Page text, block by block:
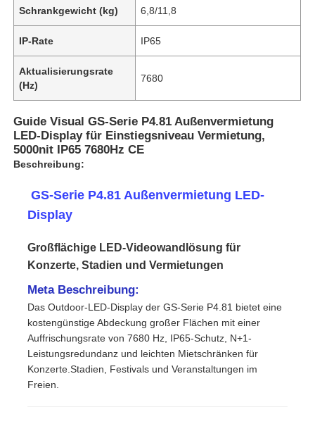
Schrankgewicht (kg) 6,8/11,8
IP-Rate IP65
Aktualisierungsrate
(Hz)
7680
Guide Visual GS-Serie P4.81 Außenvermietung
LED-Display für Einstiegsniveau Vermietung,
5000nit IP65 7680Hz CE
Beschreibung:
️ GS-Serie P4.81 Außenvermietung LED-
Display
Großflächige LED-Videowandlösung für
Konzerte, Stadien und Vermietungen
Meta Beschreibung:
Das Outdoor-LED-Display der GS-Serie P4.81 bietet eine
kostengünstige Abdeckung großer Flächen mit einer
Auffrischungsrate von 7680 Hz, IP65-Schutz, N+1-
Leistungsredundanz und leichten Mietschränken für
Konzerte.Stadien, Festivals und Veranstaltungen im
Freien.